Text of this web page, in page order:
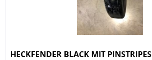
HECKFENDER BLACK MIT PINSTRIPES